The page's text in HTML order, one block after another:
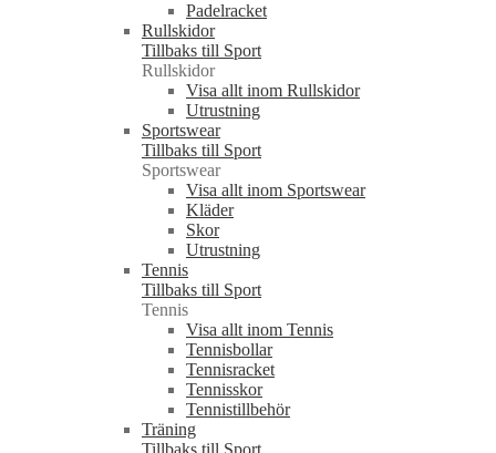
Padelracket
Rullskidor
Tillbaks till Sport
Rullskidor
Visa allt inom Rullskidor
Utrustning
Sportswear
Tillbaks till Sport
Sportswear
Visa allt inom Sportswear
Kläder
Skor
Utrustning
Tennis
Tillbaks till Sport
Tennis
Visa allt inom Tennis
Tennisbollar
Tennisracket
Tennisskor
Tennistillbehör
Träning
Tillbaks till Sport